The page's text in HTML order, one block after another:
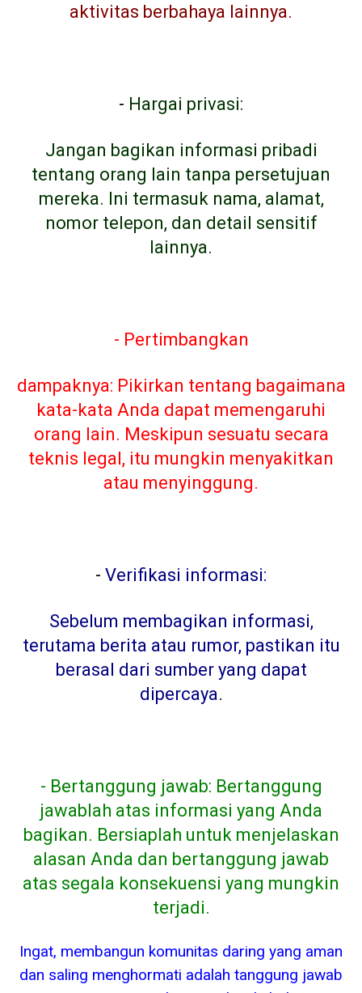
aktivitas berbahaya lainnya.
- Hargai privasi:
Jangan bagikan informasi pribadi
tentang orang lain tanpa persetujuan
mereka. Ini termasuk nama, alamat,
nomor telepon, dan detail sensitif
lainnya.
- Pertimbangkan
dampaknya: Pikirkan tentang bagaimana
kata-kata Anda dapat memengaruhi
orang lain. Meskipun sesuatu secara
teknis legal, itu mungkin menyakitkan
atau menyinggung.
- Verifikasi informasi:
Sebelum membagikan informasi,
terutama berita atau rumor, pastikan itu
berasal dari sumber yang dapat
dipercaya.
- Bertanggung jawab: Bertanggung
jawablah atas informasi yang Anda
bagikan. Bersiaplah untuk menjelaskan
alasan Anda dan bertanggung jawab
atas segala konsekuensi yang mungkin
terjadi.
Ingat, membangun komunitas daring yang aman
dan saling menghormati adalah tanggung jawab